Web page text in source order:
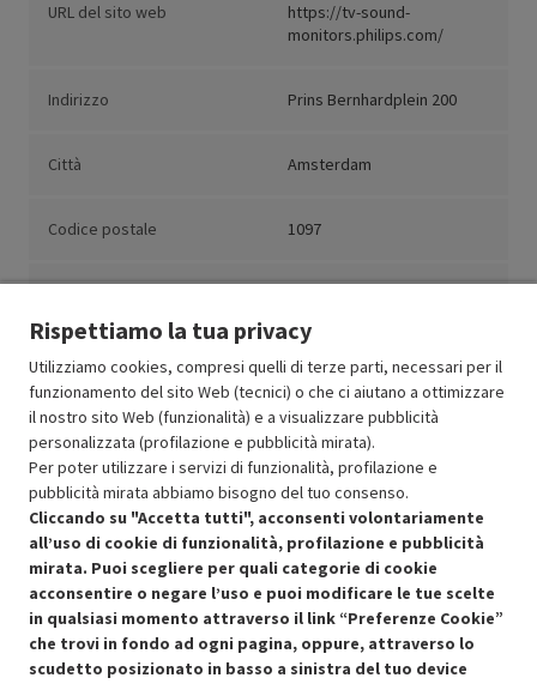
URL del sito web
https://tv-sound-
monitors.philips.com/
Indirizzo Prins Bernhardplein 200
Città Amsterdam
Codice postale 1097
Resi e garanzie
Stato prodotti
Rispettiamo la tua privacy
Utilizziamo cookies, compresi quelli di terze parti, necessari per il
funzionamento del sito Web (tecnici) o che ci aiutano a ottimizzare
il nostro sito Web (funzionalità) e a visualizzare pubblicità
personalizzata (profilazione e pubblicità mirata).
Per poter utilizzare i servizi di funzionalità, profilazione e
pubblicità mirata abbiamo bisogno del tuo consenso.
Cliccando su "Accetta tutti", acconsenti volontariamente
all’uso di cookie di funzionalità, profilazione e pubblicità
mirata. Puoi scegliere per quali categorie di cookie
acconsentire o negare l’uso e puoi modificare le tue scelte
in qualsiasi momento attraverso il link “Preferenze Cookie”
che trovi in fondo ad ogni pagina, oppure, attraverso lo
scudetto posizionato in basso a sinistra del tuo device